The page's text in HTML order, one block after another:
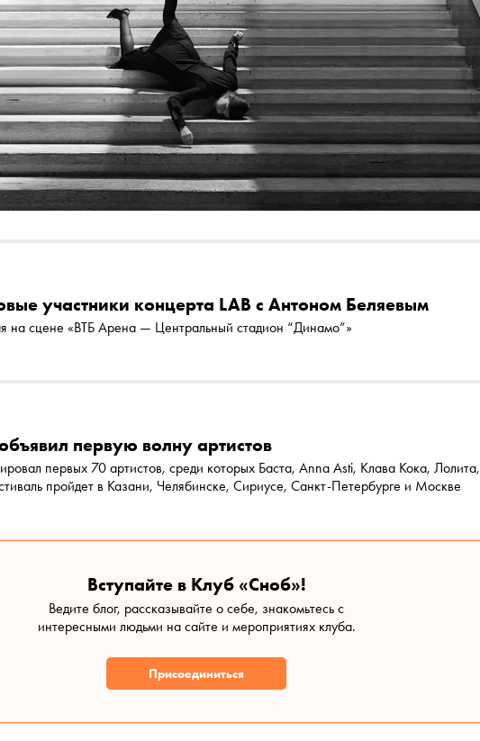
участники концерта LAB с Антоном Беляевым
на сцене «ВТБ Арена — Центральный стадион “Динамо”»
первую волну артистов
первых 70 артистов, среди которых Баста, Anna Asti, Клава Кока, Лолита,
пройдет в Казани, Челябинске, Сириусе, Санкт-Петербурге и Москве
Вступайте в Клуб «Сноб»!
Ведите блог, рассказывайте о себе, знакомьтесь с
интересными людьми на сайте и мероприятиях клуба.
Присоединиться